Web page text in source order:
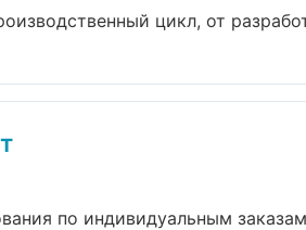
цикл, от
по индивидуальным